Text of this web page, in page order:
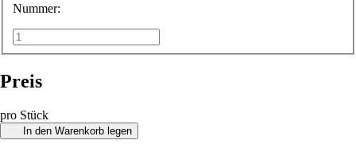
Nummer:
Preis
pro Stück
In den Warenkorb legen